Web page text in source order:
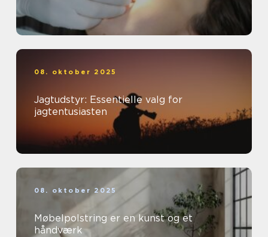
08. oktober 2025
Jagtudstyr: Essentielle valg for
jagtentusiasten
08. oktober 2025
Møbelpolstring er en kunst og et
håndværk